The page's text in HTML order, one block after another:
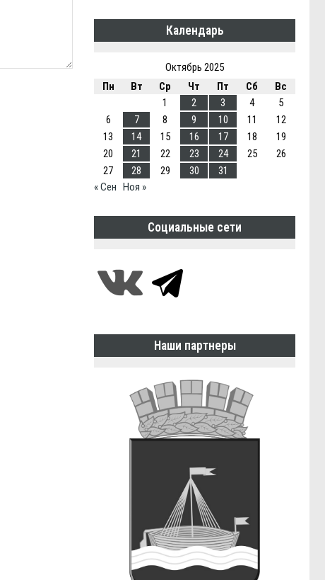
Календарь
Октябрь 2025
Пн
Вт Ср Чт Пт Сб
Вс
1
2 3 4
5
6
7 8 9 10 11
12
13
14 15 16 17 18
19
20
21 22 23 24 25
26
27
28 29 30
31
« Сен Ноя »
Социальные сети
Наши партнеры